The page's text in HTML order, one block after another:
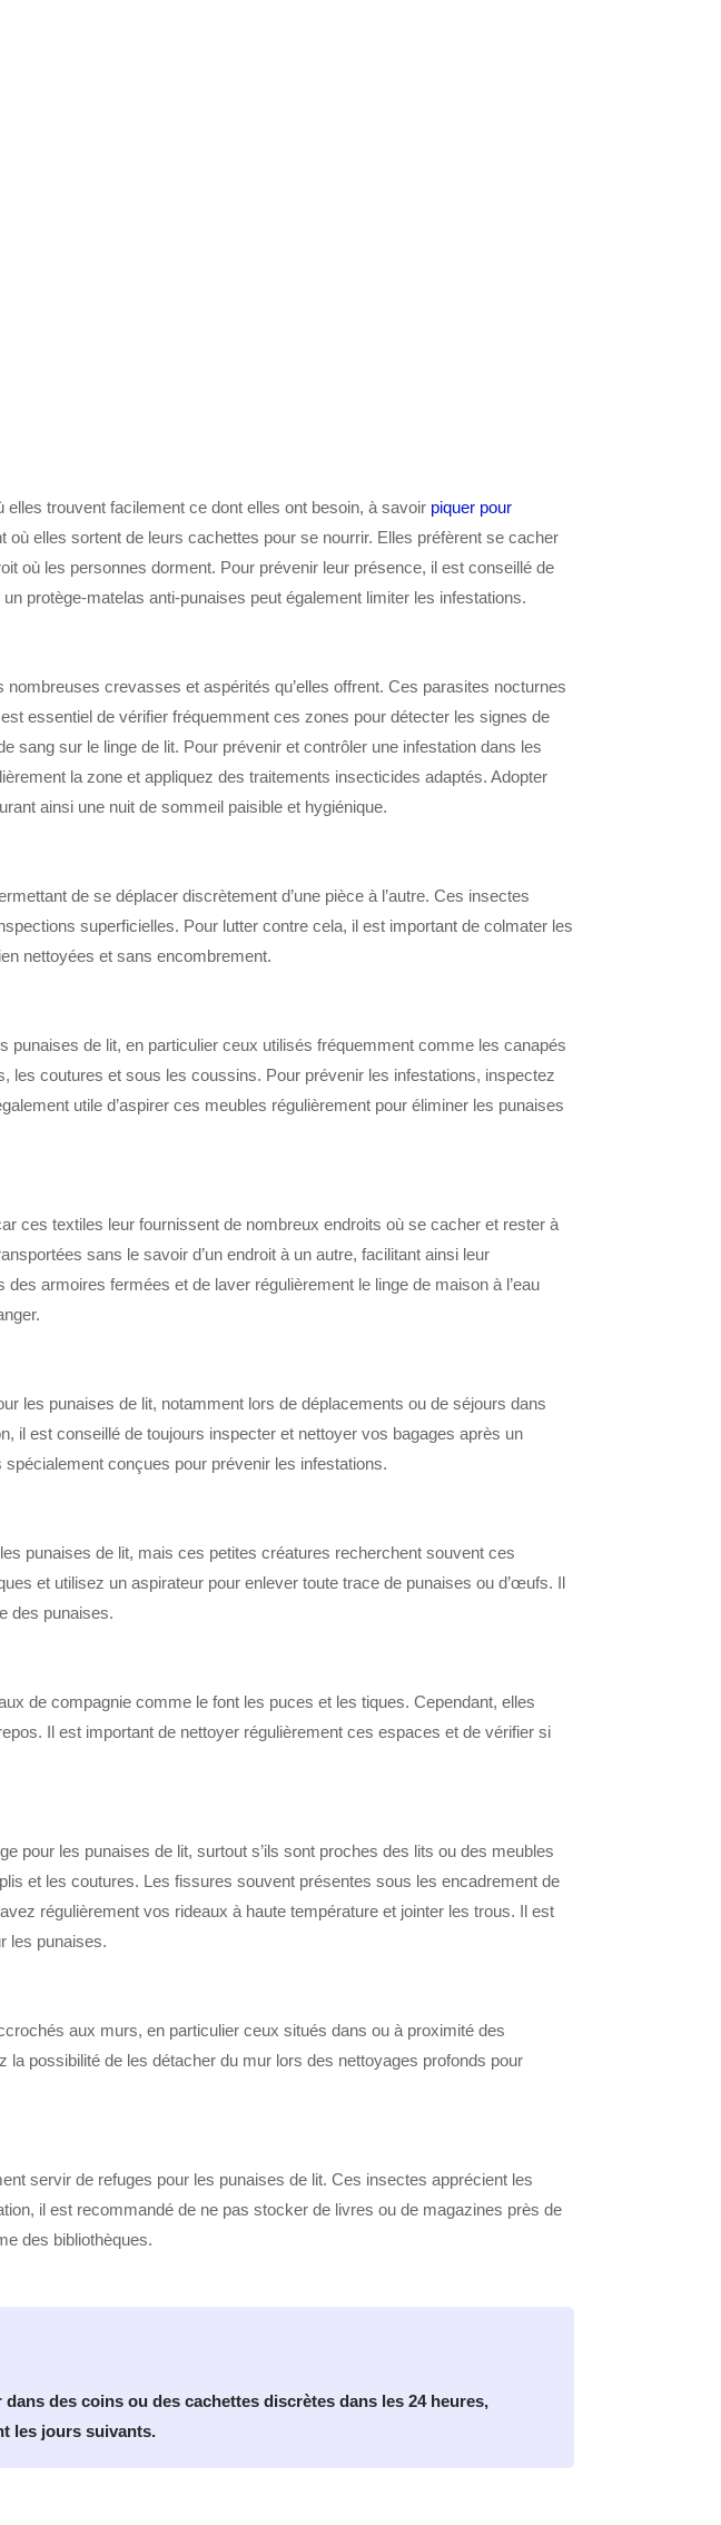
trouvent facilement ce dont elles ont besoin, à savoir piquer pour
elles sortent de leurs cachettes pour se nourrir. Elles préfèrent se cacher
où les personnes dorment. Pour prévenir leur présence, il est conseillé de
protège-matelas anti-punaises peut également limiter les infestations.
crevasses et aspérités qu’elles offrent. Ces parasites nocturnes
essentiel de vérifier fréquemment ces zones pour détecter les signes de
sur le linge de lit. Pour prévenir et contrôler une infestation dans les
la zone et appliquez des traitements insecticides adaptés. Adopter
ainsi une nuit de sommeil paisible et hygiénique.
de se déplacer discrètement d’une pièce à l’autre. Ces insectes
superficielles. Pour lutter contre cela, il est important de colmater les
nettoyées et sans encombrement.
de lit, en particulier ceux utilisés fréquemment comme les canapés
coutures et sous les coussins. Pour prévenir les infestations, inspectez
utile d’aspirer ces meubles régulièrement pour éliminer les punaises
ces textiles leur fournissent de nombreux endroits où se cacher et rester à
sans le savoir d’un endroit à un autre, facilitant ainsi leur
armoires fermées et de laver régulièrement le linge de maison à l’eau
les punaises de lit, notamment lors de déplacements ou de séjours dans
il est conseillé de toujours inspecter et nettoyer vos bagages après un
conçues pour prévenir les infestations.
punaises de lit, mais ces petites créatures recherchent souvent ces
et utilisez un aspirateur pour enlever toute trace de punaises ou d’œufs. Il
des punaises.
de compagnie comme le font les puces et les tiques. Cependant, elles
Il est important de nettoyer régulièrement ces espaces et de vérifier si
pour les punaises de lit, surtout s’ils sont proches des lits ou des meubles
et les coutures. Les fissures souvent présentes sous les encadrement de
régulièrement vos rideaux à haute température et jointer les trous. Il est
les punaises.
aux murs, en particulier ceux situés dans ou à proximité des
possibilité de les détacher du mur lors des nettoyages profonds pour
servir de refuges pour les punaises de lit. Ces insectes apprécient les
il est recommandé de ne pas stocker de livres ou de magazines près de
des bibliothèques.
des coins ou des cachettes discrètes dans les 24 heures,
les jours suivants.